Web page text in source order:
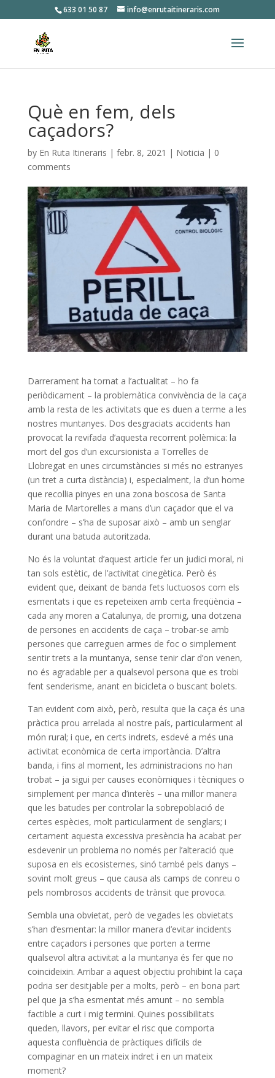
633 01 50 87 info@enrutaitineraris.com
Què en fem, dels
caçadors?
by En Ruta Itineraris | febr. 8, 2021 | Noticia | 0
comments
Darrerament ha tornat a l’actualitat – ho fa
periòdicament – la problemàtica convivència de la caça
amb la resta de les activitats que es duen a terme a les
nostres muntanyes. Dos desgraciats accidents han
provocat la revifada d’aquesta recorrent polèmica: la
mort del gos d’un excursionista a Torrelles de
Llobregat en unes circumstàncies si més no estranyes
(un tret a curta distància) i, especialment, la d’un home
que recollia pinyes en una zona boscosa de Santa
Maria de Martorelles a mans d’un caçador que el va
confondre – s’ha de suposar això – amb un senglar
durant una batuda autoritzada.
No és la voluntat d’aquest article fer un judici moral, ni
tan sols estètic, de l’activitat cinegètica. Però és
evident que, deixant de banda fets luctuosos com els
esmentats i que es repeteixen amb certa freqüència –
cada any moren a Catalunya, de promig, una dotzena
de persones en accidents de caça – trobar-se amb
persones que carreguen armes de foc o simplement
sentir trets a la muntanya, sense tenir clar d’on venen,
no és agradable per a qualsevol persona que es trobi
fent senderisme, anant en bicicleta o buscant bolets.
Tan evident com això, però, resulta que la caça és una
pràctica prou arrelada al nostre país, particularment al
món rural; i que, en certs indrets, esdevé a més una
activitat econòmica de certa importància. D’altra
banda, i fins al moment, les administracions no han
trobat – ja sigui per causes econòmiques i tècniques o
simplement per manca d’interès – una millor manera
que les batudes per controlar la sobrepoblació de
certes espècies, molt particularment de senglars; i
certament aquesta excessiva presència ha acabat per
esdevenir un problema no només per l’alteració que
suposa en els ecosistemes, sinó també pels danys –
sovint molt greus – que causa als camps de conreu o
pels nombrosos accidents de trànsit que provoca.
Sembla una obvietat, però de vegades les obvietats
s’han d’esmentar: la millor manera d’evitar incidents
entre caçadors i persones que porten a terme
qualsevol altra activitat a la muntanya és fer que no
coincideixin. Arribar a aquest objectiu prohibint la caça
podria ser desitjable per a molts, però – en bona part
pel que ja s’ha esmentat més amunt – no sembla
factible a curt i mig termini. Quines possibilitats
queden, llavors, per evitar el risc que comporta
aquesta confluència de pràctiques difícils de
compaginar en un mateix indret i en un mateix
moment?